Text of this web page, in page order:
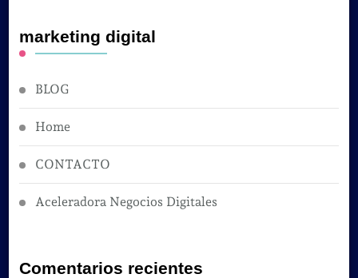
marketing digital
BLOG
Home
CONTACTO
Aceleradora Negocios Digitales
Comentarios recientes